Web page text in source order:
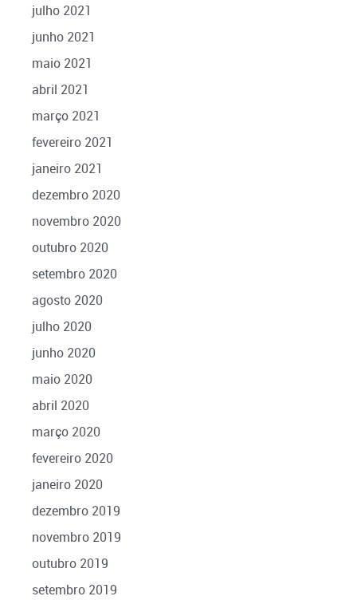
julho 2021
junho 2021
maio 2021
abril 2021
março 2021
fevereiro 2021
janeiro 2021
dezembro 2020
novembro 2020
outubro 2020
setembro 2020
agosto 2020
julho 2020
junho 2020
maio 2020
abril 2020
março 2020
fevereiro 2020
janeiro 2020
dezembro 2019
novembro 2019
outubro 2019
setembro 2019